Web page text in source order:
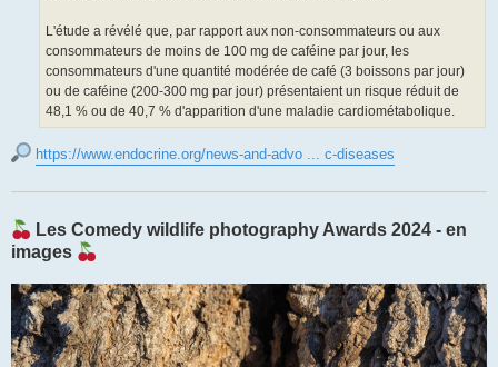
L'étude a révélé que, par rapport aux non-consommateurs ou aux
consommateurs de moins de 100 mg de caféine par jour, les
consommateurs d'une quantité modérée de café (3 boissons par jour)
ou de caféine (200-300 mg par jour) présentaient un risque réduit de
48,1 % ou de 40,7 % d'apparition d'une maladie cardiométabolique.
https://www.endocrine.org/news-and-advo ... c-diseases
Les Comedy wildlife photography Awards 2024 - en
images